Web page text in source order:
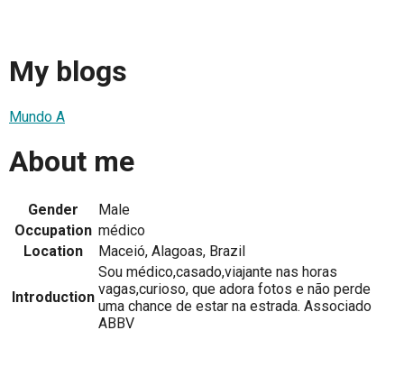
My blogs
Mundo A
About me
Gender
Male
Occupation médico
Location
Maceió, Alagoas, Brazil
Introduction
Sou médico,casado,viajante nas horas
vagas,curioso, que adora fotos e não perde
uma chance de estar na estrada. Associado
ABBV